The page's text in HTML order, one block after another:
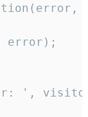
error);
',